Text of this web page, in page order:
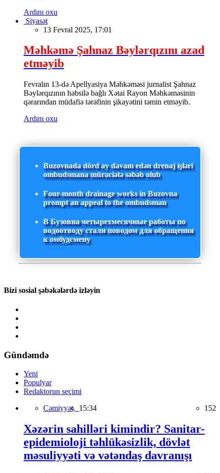
Ardını oxu
Siyasət
13 Fevral 2025, 17:01
Məhkəmə Şahnaz Bəylərqızını azad
etməyib
Fevralın 13-də Apellyasiya Məhkəməsi jurnalist Şahnaz
Bəylərqızının həbsilə bağlı Xətai Rayon Məhkəməsinin
qərarından müdafiə tərəfinin şikayətini təmin etməyib.
Ardını oxu
Buzovnada dörd ay davam edən drenaj işləri
ombudsmana müraciətə səbəb olub
Four-month drainage works in Buzovna
prompt an appeal to the ombudsman
В Бузовна четырехмесячные работы по
водоотводу стали поводом для обращения
к омбудсмену
Bizi sosial şəbəkələrdə izləyin
Gündəmdə
Yeni
Populyar
Redaktorun seçimi
Cəmiyyət, 15:34 152
Xəzərin sahilləri kimindir? Sanitar-
epidemioloji təhlükəsizlik, dövlət
məsuliyyəti və vətəndaş davranışı